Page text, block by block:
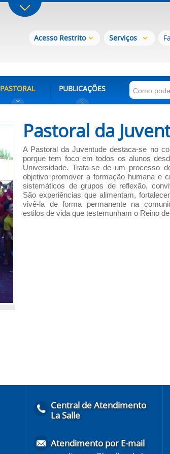
Acesso Restrito Serviços
PASTORAL PUBLICAÇÕES
Pastoral da
A Pastoral da Juventude destaca-se no
porque tem foco em todos os alunos
Universidade. Trata-se de um processo
objetivo promover a formação humana e
sistemáticos de grupos de reflexão,
São experiências que alimentam,
vivê-la de forma permanente na
estilos de vida que testemunham o Reino
Central de Atendimento
La Salle
Atendimento por E-mail